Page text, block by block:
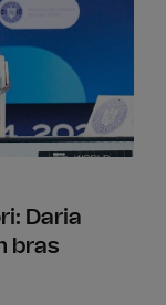
Daria
bras